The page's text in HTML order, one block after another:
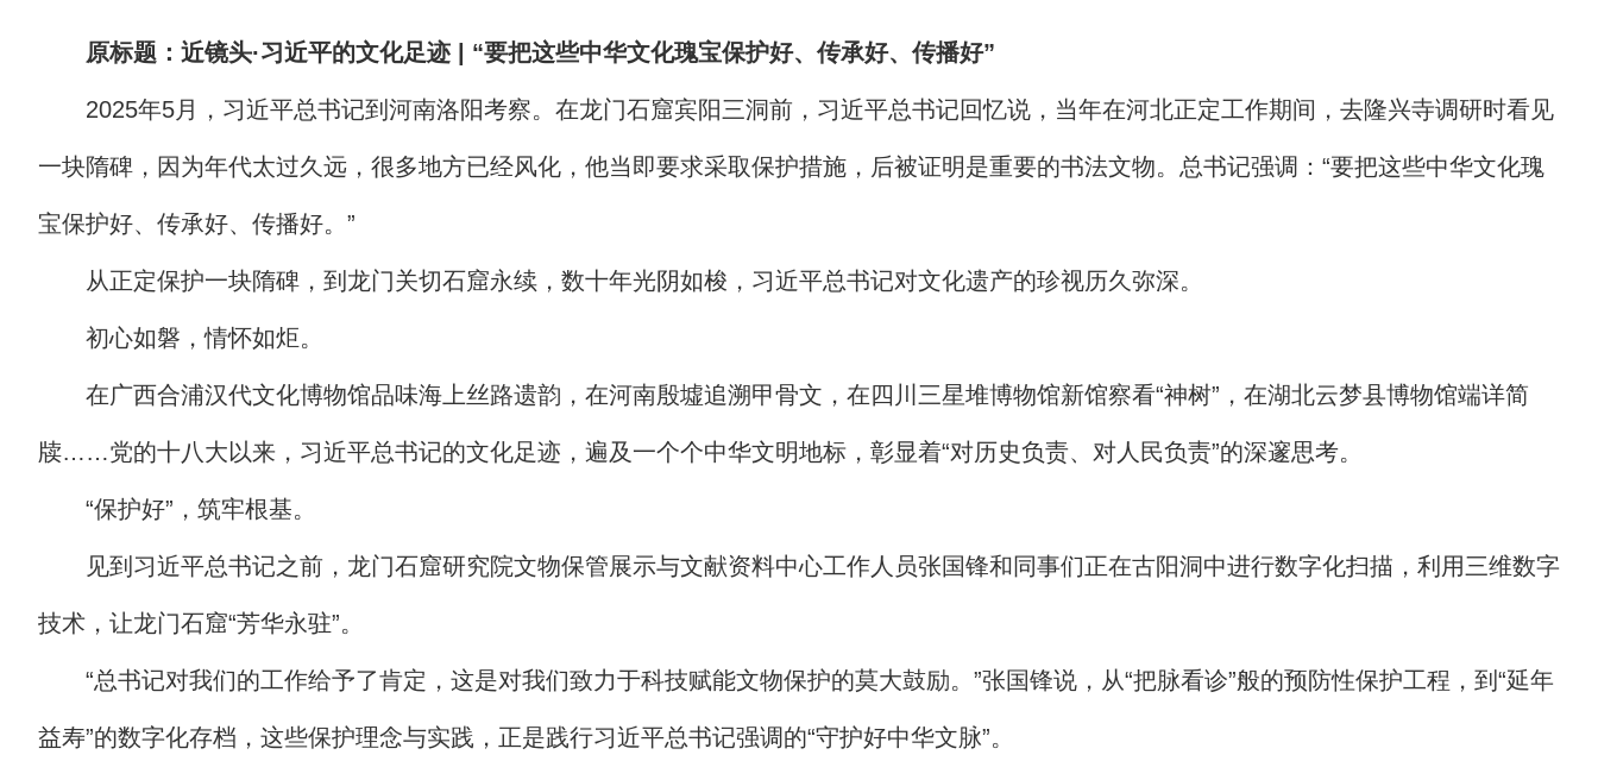
原标题：近镜头·习近平的文化足迹 | “要把这些中华文化瑰宝保护好、传承好、传播好”
2025年5月，习近平总书记到河南洛阳考察。在龙门石窟宾阳三洞前，习近平总书记回忆说，当年在河北正定工作期间，去隆兴寺调研时看见
一块隋碑，因为年代太过久远，很多地方已经风化，他当即要求采取保护措施，后被证明是重要的书法文物。总书记强调：“要把这些中华文化瑰
宝保护好、传承好、传播好。”
从正定保护一块隋碑，到龙门关切石窟永续，数十年光阴如梭，习近平总书记对文化遗产的珍视历久弥深。
初心如磐，情怀如炬。
在广西合浦汉代文化博物馆品味海上丝路遗韵，在河南殷墟追溯甲骨文，在四川三星堆博物馆新馆察看“神树”，在湖北云梦县博物馆端详简
牍……党的十八大以来，习近平总书记的文化足迹，遍及一个个中华文明地标，彰显着“对历史负责、对人民负责”的深邃思考。
“保护好”，筑牢根基。
见到习近平总书记之前，龙门石窟研究院文物保管展示与文献资料中心工作人员张国锋和同事们正在古阳洞中进行数字化扫描，利用三维数字
技术，让龙门石窟“芳华永驻”。
“总书记对我们的工作给予了肯定，这是对我们致力于科技赋能文物保护的莫大鼓励。”张国锋说，从“把脉看诊”般的预防性保护工程，到“延年
益寿”的数字化存档，这些保护理念与实践，正是践行习近平总书记强调的“守护好中华文脉”。